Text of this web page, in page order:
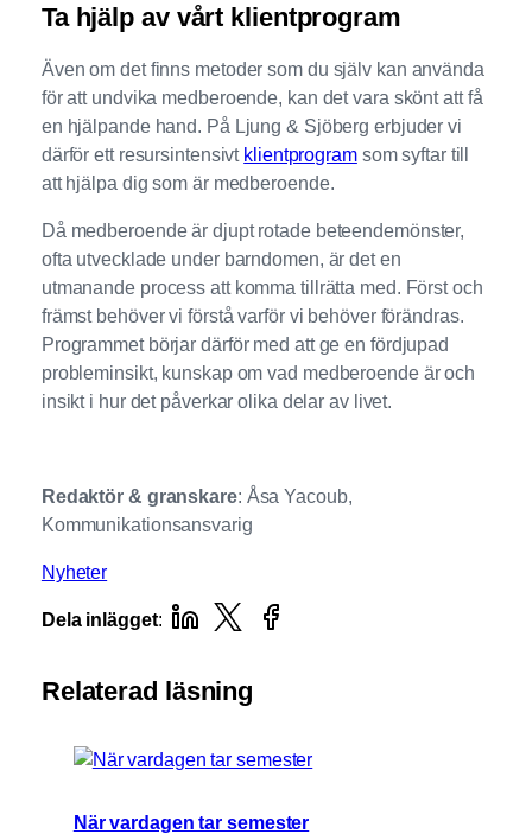
Ta hjälp av vårt klientprogram
Även om det finns metoder som du själv kan använda
för att undvika medberoende, kan det vara skönt att få
en hjälpande hand. På Ljung & Sjöberg erbjuder vi
därför ett resursintensivt klientprogramsom syftar till
att hjälpa dig som är medberoende.
Då medberoende är djupt rotade beteendemönster,
ofta utvecklade under barndomen, är det en
utmanande process att komma tillrätta med. Först och
främst behöver vi förstå varför vi behöver förändras.
Programmet börjar därför med att ge en fördjupad
probleminsikt, kunskap om vad medberoende är och
insikt i hur det påverkar olika delar av livet.
Redaktör & granskare: Åsa Yacoub,
Kommunikationsansvarig
Nyheter
Dela inlägget:
Relaterad läsning
När vardagen tar semester